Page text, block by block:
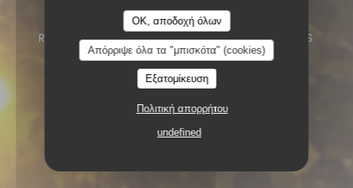
OK, αποδοχή όλων
Απόρριψε όλα τα "μπισκότα" (cookies)
Εξατομίκευση
Πολιτική απορρήτου
undefined
RESTAURANT
9 ROUTE DE PORT VENDRES
66190 COLLIOURE
Le Neptune